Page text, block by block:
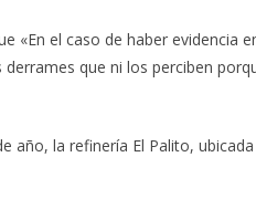
«En el caso de haber evidencia
que ni los perciben
año, la refinería El Palito,